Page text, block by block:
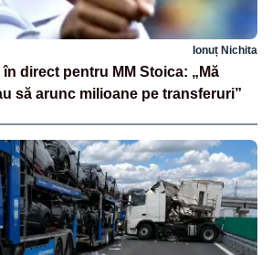
Ionuț Nichita
direct pentru MM Stoica: „Mă
să arunc milioane pe transferuri”